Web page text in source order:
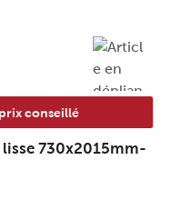
conseillé
730x2015mm-